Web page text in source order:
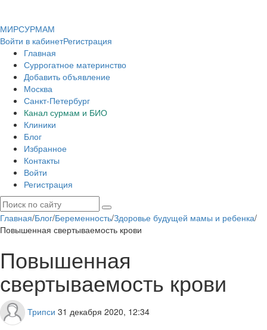
МИРСУРМАМ
Войти в кабинетРегистрация
Главная
Суррогатное материнство
Добавить объявление
Москва
Санкт-Петербург
Канал сурмам и БИО
Клиники
Блог
Избранное
Контакты
Войти
Регистрация
Главная/Блог/Беременность/Здоровье будущей мамы и ребенка/
Повышенная свертываемость крови
Повышенная
свертываемость крови
Трипси 31 декабря 2020, 12:34